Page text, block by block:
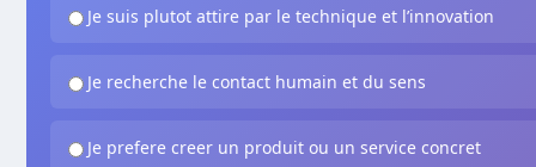
Je suis plutot attire par le technique et l’innovation
Je recherche le contact humain et du sens
Je prefere creer un produit ou un service concret